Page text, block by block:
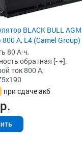
BLACK BULL AGM
800 А, L4 (Camel Group)
80 А·ч,
обратная [- +],
ток 800 А,
при сдаче акб
р.